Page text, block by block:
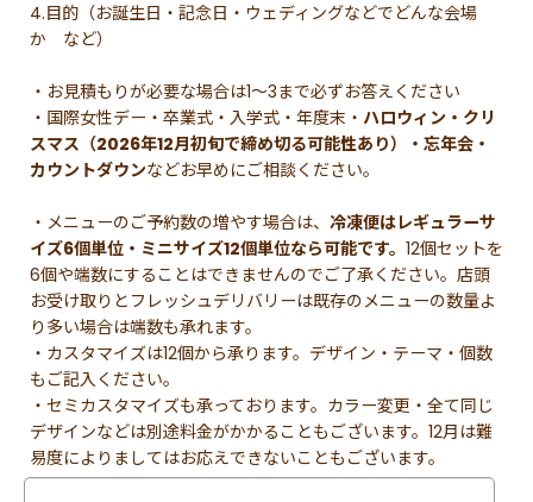
4.目的（お誕生日・記念日・ウェディングなどでどんな会場
か など）
・お見積もりが必要な場合は1〜3まで必ずお答えください
・国際女性デー・卒業式・入学式・年度末・ ハロウィン・クリ
スマス（2026年12月初旬で締め切る可能性あり）・忘年会・
カウントダウンなどお早めにご相談ください。
・メニューのご予約数の増やす場合は、 冷凍便はレギュラーサ
イズ6個単位・ミニサイズ12個単位なら可能です。 12個セットを
6個や端数にすることはできませんのでご了承ください。店頭
お受け取りとフレッシュデリバリーは既存のメニューの数量よ
り多い場合は端数も承れます。
・カスタマイズは12個から承ります。デザイン・テーマ・個数
もご記入ください。
・セミカスタマイズも承っております。カラー変更・全て同じ
デザインなどは別途料金がかかることもございます。12月は難
易度によりましてはお応えできないこともございます。